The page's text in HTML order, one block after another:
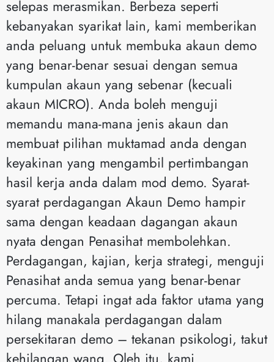
selepas merasmikan. Berbeza seperti
kebanyakan syarikat lain, kami memberikan
anda peluang untuk membuka akaun demo
yang benar-benar sesuai dengan semua
kumpulan akaun yang sebenar (kecuali
akaun MICRO). Anda boleh menguji
memandu mana-mana jenis akaun dan
membuat pilihan muktamad anda dengan
keyakinan yang mengambil pertimbangan
hasil kerja anda dalam mod demo. Syarat-
syarat perdagangan Akaun Demo hampir
sama dengan keadaan dagangan akaun
nyata dengan Penasihat membolehkan.
Perdagangan, kajian, kerja strategi, menguji
Penasihat anda semua yang benar-benar
percuma. Tetapi ingat ada faktor utama yang
hilang manakala perdagangan dalam
persekitaran demo – tekanan psikologi, takut
kehilangan wang. Oleh itu, kami